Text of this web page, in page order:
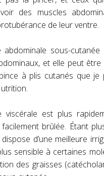
des muscles
de leur ventre.
abdominale sous-
et elle peut
à plis cutanés que je
viscérale est plus
brûlée. Étant
d’une meilleure
sensible à certaines
des graisses